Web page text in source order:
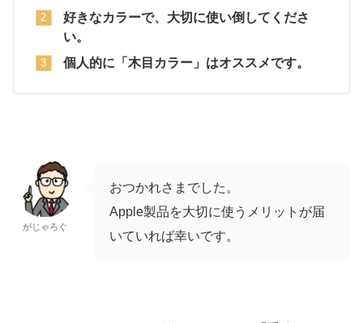
好きなカラーで、大切に使い倒してくださ
い。
個人的に「木目カラー」はオススメです。
がじゃろぐ
おつかれさまでした。
Apple製品を大切に使うメリットが届
いていれば幸いです。